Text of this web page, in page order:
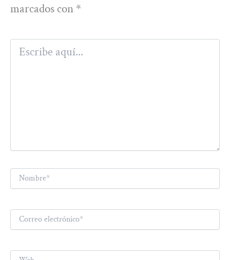
marcados con *
Escribe
aquí...
Nombre*
Correo
electrónico*
Web